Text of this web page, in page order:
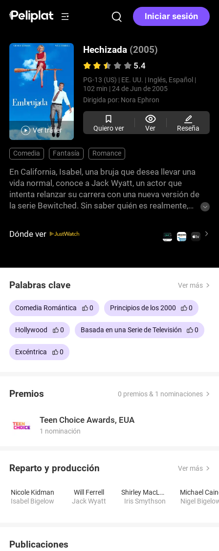
Iniciar sesión
Ver tráiler
Hechizada (2005)
5.4
PG-13 (US) | EE. UU. | Inglés, Español |
102 min | 24 de Jun de 2005
Dirigida por: Nora Ephron
Quiero ver Ver Reseña
Comedia Fantasía Romance
En California, Isabel, una bruja que desea llevar una
vida normal, conoce a Jack Wyatt, un actor que
intenta relanzar su carrera con una nueva versión de
la serie Bewitched. Sin saber quién es realmente,
mezcla la realidad y la fantasía de formas
inesperadas.
Dónde ver
Palabras clave Ver más
Comedia Romántica 0 Principios de los 2000 0
Hollywood 0 Basada en una Serie de Televisión 0
Excéntrica 0
Premios 0 premios & 1 nominaciones
Teen Choice Awards, EUA
1 nominación
Reparto y producción Ver más
Nicole Kidman
Isabel Bigelow
Will Ferrell
Jack Wyatt
Shirley MacLaine
Iris Smythson
Michael
Nigel
Publicaciones